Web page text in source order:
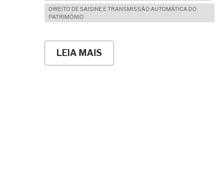
DIREITO DE SAISINE E TRANSMISSÃO AUTOMÁTICA DO
PATRIMÔNIO
LEIA MAIS
NÃO